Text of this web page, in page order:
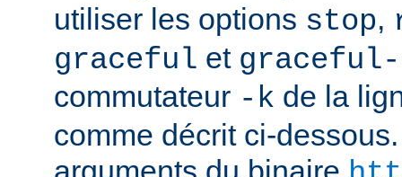
utiliser les options stop,
graceful et
commutateur -k de la
comme décrit ci-